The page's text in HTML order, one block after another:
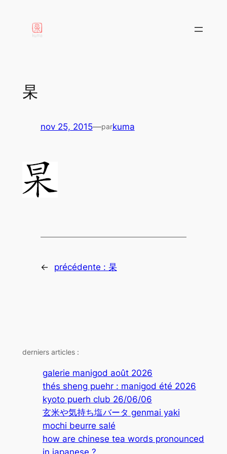
contenu
杲
nov 25, 2015—parkuma
← précédente : 杲
derniers articles :
galerie manigod août 2026
thés sheng puehr : manigod été 2026
kyoto puerh club 26/06/06
玄米や気持ち塩バータ genmai yaki
mochi beurre salé
how are chinese tea words pronounced
in japanese ?